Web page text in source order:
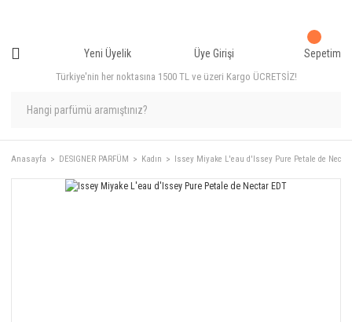
Türkiye'nin her noktasına 1500 TL ve üzeri Kargo ÜCRETSİZ!
Yeni Üyelik Üye Girişi Sepetim
Anasayfa DESIGNER PARFÜM Kadın Issey Miyake L'eau d'Issey Pure Petale de